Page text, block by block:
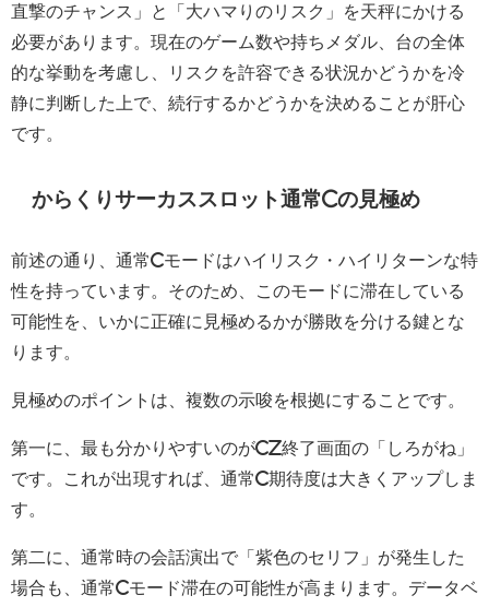
直撃のチャンス」と「大ハマりのリスク」を天秤にかける
必要があります。現在のゲーム数や持ちメダル、台の全体
的な挙動を考慮し、リスクを許容できる状況かどうかを冷
静に判断した上で、続行するかどうかを決めることが肝心
です。
からくりサーカススロット通常Cの見極め
前述の通り、通常Cモードはハイリスク・ハイリターンな特
性を持っています。そのため、このモードに滞在している
可能性を、いかに正確に見極めるかが勝敗を分ける鍵とな
ります。
見極めのポイントは、複数の示唆を根拠にすることです。
第一に、最も分かりやすいのがCZ終了画面の「しろがね」
です。これが出現すれば、通常C期待度は大きくアップしま
す。
第二に、通常時の会話演出で「紫色のセリフ」が発生した
場合も、通常Cモード滞在の可能性が高まります。データベ